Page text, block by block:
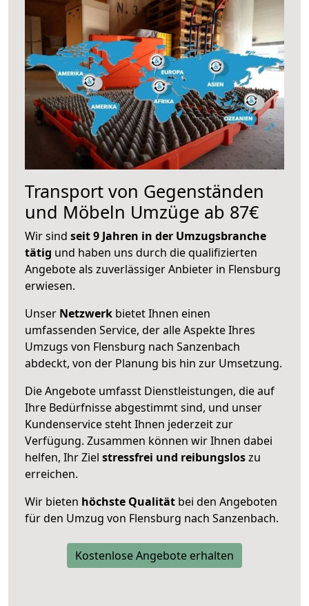
Transport von Gegenständen
und Möbeln Umzüge ab 87€
Wir sind seit 9 Jahren in der Umzugsbranche
tätig und haben uns durch die qualifizierten
Angebote als zuverlässiger Anbieter in Flensburg
erwiesen.
Unser Netzwerk bietet Ihnen einen
umfassenden Service, der alle Aspekte Ihres
Umzugs von Flensburg nach Sanzenbach
abdeckt, von der Planung bis hin zur Umsetzung.
Die Angebote umfasst Dienstleistungen, die auf
Ihre Bedürfnisse abgestimmt sind, und unser
Kundenservice steht Ihnen jederzeit zur
Verfügung. Zusammen können wir Ihnen dabei
helfen, Ihr Ziel stressfrei und reibungsloszu
erreichen.
Wir bieten höchste Qualität bei den Angeboten
für den Umzug von Flensburg nach Sanzenbach.
Kostenlose Angebote erhalten